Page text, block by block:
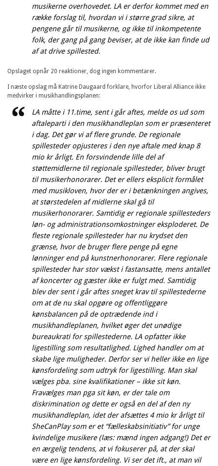
musikerne overhovedet. LA er derfor kommet med en
række forslag til, hvordan vi i større grad sikre, at
pengene går til musikerne, og ikke til inkompetente
folk, der gang på gang beviser, at de ikke kan finde ud
af at drive spillested.
Opslaget opnår 20 reaktioner, dog ingen kommentarer.
I næste opslag må Katrine Daugaard forklare, hvorfor Liberal Alliance ikke
medvirker i musikhandlingsplanen:
LA måtte i 11.time, sent i går aftes, melde os ud som
aftaleparti i den musikhandleplan som er præsenteret
i dag. Det gør vi af flere grunde. De regionale
spillesteder opjusteres i den nye aftale med knap 8
mio kr årligt. En forsvindende lille del af
støttemidlerne til regionale spillesteder, bliver brugt
til musikerhonorarer. Det er ellers eksplicit formålet
med musikloven, hvor der er i betænkningen angives,
at størstedelen af midlerne skal gå til
musikerhonorarer. Samtidig er regionale spillesteders
løn- og administrationsomkostninger eksploderet. De
fleste regionale spillesteder har nu krydset den
grænse, hvor de bruger flere penge på egne
lønninger end på kunstnerhonorarer. Flere regionale
spillesteder har stor vækst i fastansatte, mens antallet
af koncerter og gæster ikke er fulgt med. Samtidig
blev der sent i går aftes sneget krav til spillestederne
om at de nu skal opgøre og offentliggøre
kønsbalancen på de optrædende ind i
musikhandleplanen, hvilket øger det unødige
bureaukrati for spillestederne. LA opfatter ikke
ligestilling som resultatlighed. Lighed handler om at
skabe lige muligheder. Derfor ser vi heller ikke en lige
kønsfordeling som udtryk for ligestilling. Man skal
vælges pba. sine kvalifikationer – ikke sit køn.
Fravælges man pga sit køn, er der tale om
diskrimination og dette er også en del af den ny
musikhandleplan, idet der afsættes 4 mio kr årligt til
SheCanPlay som er et “fælleskabsinitiativ” for unge
kvindelige musikere (læs: mænd ingen adgang!) Det er
en ærgelig tendens, at vi fokuserer på, at der skal
være en lige kønsfordeling. Vi ser det ift., at man vil